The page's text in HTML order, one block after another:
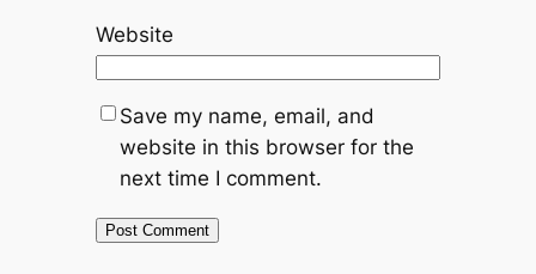
Website
Save my name, email, and
website in this browser for the
next time I comment.